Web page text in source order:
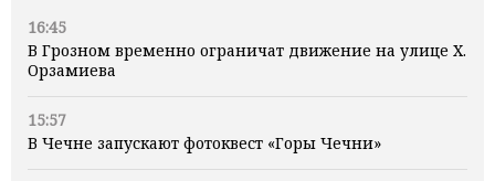
16:45
В Грозном временно ограничат движение на улице Х.
Орзамиева
15:57
В Чечне запускают фотоквест «Горы Чечни»